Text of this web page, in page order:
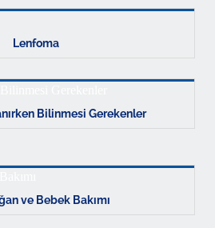
Lenfoma
Bilinmesi Gerekenler
ve Bebek Bakımı